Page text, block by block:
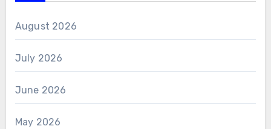
August 2026
July 2026
June 2026
May 2026